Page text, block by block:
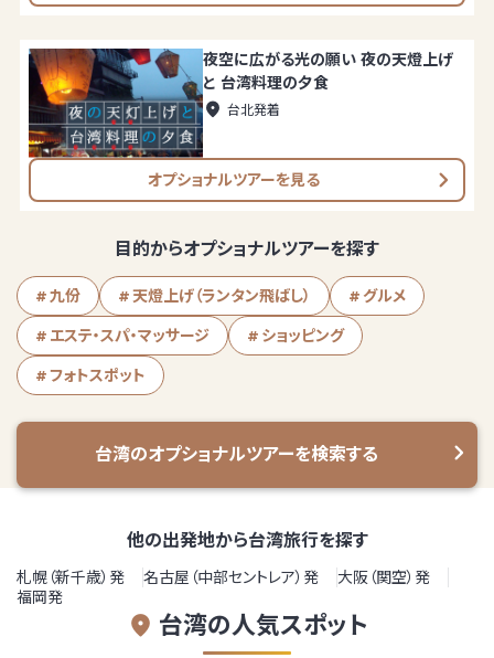
夜空に広がる光の願い 夜の天燈上げ
と 台湾料理の夕食
台北発着
オプショナルツアーを見る
目的からオプショナルツアーを探す
九份 天燈上げ（ランタン飛ばし） グルメ
エステ・スパ・マッサージ ショッピング
フォトスポット
台湾のオプショナルツアーを検索する
他の出発地から台湾旅行を探す
札幌（新千歳）発 名古屋（中部セントレア）発
大阪（関空）発
福岡発
台湾の人気スポット